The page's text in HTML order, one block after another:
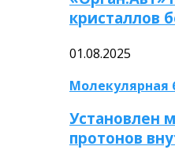
кристаллов
01.08.2025
Молекулярная
Установлен
протонов